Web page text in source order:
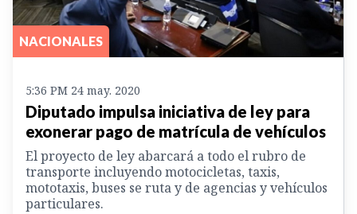
NACIONALES
5:36 PM 24 may. 2020
Diputado impulsa iniciativa de ley para
exonerar pago de matrícula de vehículos
El proyecto de ley abarcará a todo el rubro de
transporte incluyendo motocicletas, taxis,
mototaxis, buses se ruta y de agencias y vehículos
particulares.